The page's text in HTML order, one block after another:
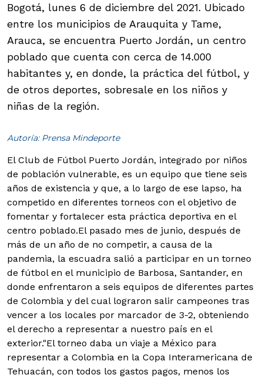
Bogotá, lunes 6 de diciembre del 2021. Ubicado
entre los municipios de Arauquita y Tame,
Arauca, se encuentra Puerto Jordán, un centro
poblado que cuenta con cerca de 14.000
habitantes y, en donde, la práctica del fútbol, y
de otros deportes, sobresale en los niños y
niñas de la región.
Autoría: Prensa Mindeporte
El Club de Fútbol Puerto Jordán, integrado por niños
de población vulnerable, es un equipo que tiene seis
años de existencia y que, a lo largo de ese lapso, ha
competido en diferentes torneos con el objetivo de
fomentar y fortalecer esta práctica deportiva en el
centro poblado.El pasado mes de junio, después de
más de un año de no competir, a causa de la
pandemia, la escuadra salió a participar en un torneo
de fútbol en el municipio de Barbosa, Santander, en
donde enfrentaron a seis equipos de diferentes partes
de Colombia y del cual lograron salir campeones tras
vencer a los locales por marcador de 3-2, obteniendo
el derecho a representar a nuestro país en el
exterior."El torneo daba un viaje a México para
representar a Colombia en la Copa Interamericana de
Tehuacán, con todos los gastos pagos, menos los